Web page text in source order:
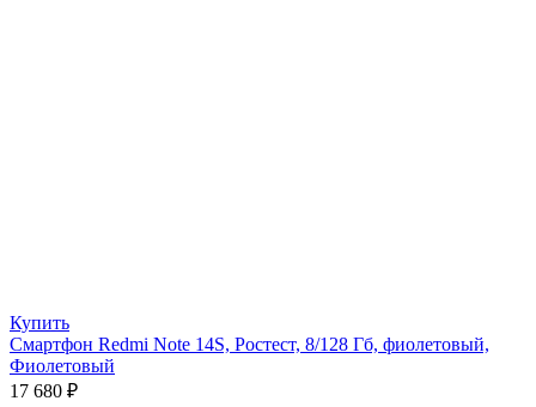
Купить
Смартфон Redmi Note 14S, Ростест, 8/128 Гб, фиолетовый,
Фиолетовый
17 680 ₽